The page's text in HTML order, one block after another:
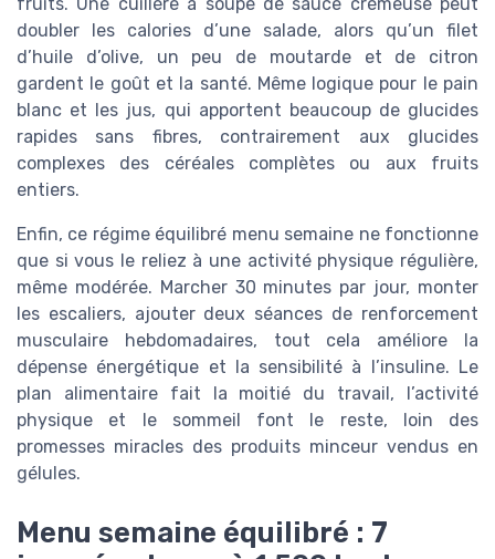
doubler les calories d’une salade, alors qu’un filet
d’huile d’olive, un peu de moutarde et de citron
gardent le goût et la santé. Même logique pour le pain
blanc et les jus, qui apportent beaucoup de glucides
rapides sans fibres, contrairement aux glucides
complexes des céréales complètes ou aux fruits
entiers.
Enfin, ce régime équilibré menu semaine ne fonctionne
que si vous le reliez à une activité physique régulière,
même modérée. Marcher 30 minutes par jour, monter
les escaliers, ajouter deux séances de renforcement
musculaire hebdomadaires, tout cela améliore la
dépense énergétique et la sensibilité à l’insuline. Le
plan alimentaire fait la moitié du travail, l’activité
physique et le sommeil font le reste, loin des
promesses miracles des produits minceur vendus en
gélules.
Menu semaine équilibré : 7